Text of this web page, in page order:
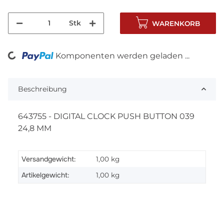
Stk WARENKORB
Loading... Komponenten werden geladen ...
Beschreibung
643755 - DIGITAL CLOCK PUSH BUTTON 039
24,8 MM
Versandgewicht: 1,00 kg
Artikelgewicht: 1,00 kg